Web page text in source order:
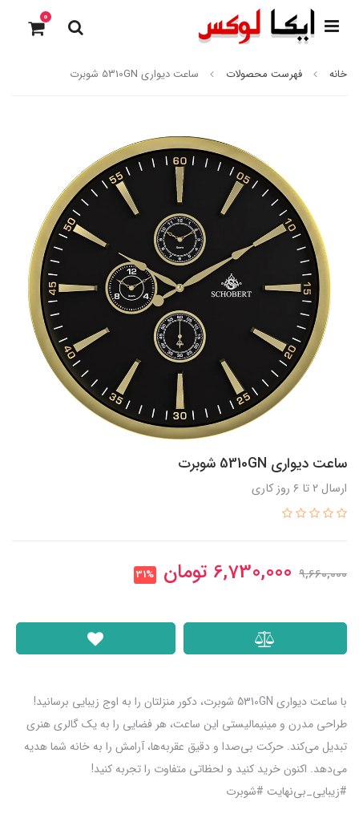
0
خانه فهرست محصولات ساعت دیواری 5310GN شوبرت
ساعت دیواری 5310GN شوبرت
ارسال ۲ تا ۶ روز کاری
9,660,000
6,730,000 تومان 31%
با ساعت دیواری 5310GN شوبرت، دکور منزلتان را به اوج زیبایی برسانید!
طراحی مدرن و مینیمالیستی این ساعت، هر فضایی را به یک گالری هنری
تبدیل می‌کند. حرکت بی‌صدا و دقیق عقربه‌ها، آرامش را به خانه‌ شما هدیه
می‌دهد. اکنون خرید کنید و لحظاتی متفاوت را تجربه کنید!
#زیبایی_بی‌نهایت #شوبرت